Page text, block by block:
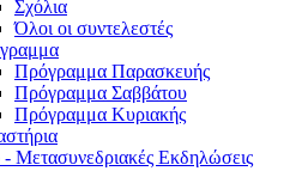
Σχόλια
Όλοι οι συντελεστές
Πρόγραμμα Παρασκευής
Πρόγραμμα Σαββάτου
Πρόγραμμα Κυριακής
Μετασυνεδριακές Εκδηλώσεις